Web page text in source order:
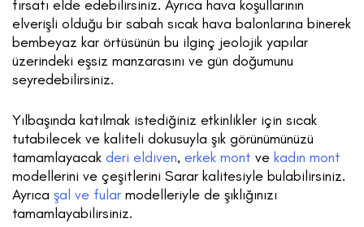
fırsatı elde edebilirsiniz. Ayrıca hava koşullarının
elverişli olduğu bir sabah sıcak hava balonlarına binerek
bembeyaz kar örtüsünün bu ilginç jeolojik yapılar
üzerindeki eşsiz manzarasını ve gün doğumunu
seyredebilirsiniz.
Yılbaşında katılmak istediğiniz etkinlikler için sıcak
tutabilecek ve kaliteli dokusuyla şık görünümünüzü
tamamlayacak deri eldiven, erkek mont ve kadın mont
modellerini ve çeşitlerini Sarar kalitesiyle bulabilirsiniz.
Ayrıca şal ve fular modelleriyle de şıklığınızı
tamamlayabilirsiniz.